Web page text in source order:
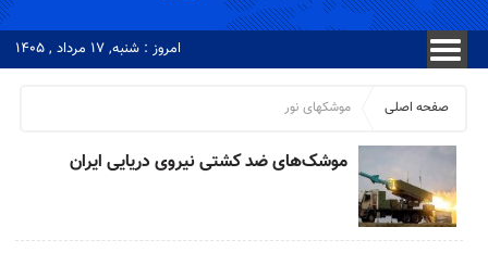
امروز : شنبه, ۱۷ مرداد , ۱۴۰۵
صفحه اصلی موشکهای نور
موشک‌های ضد کشتی نیروی دریایی ایران